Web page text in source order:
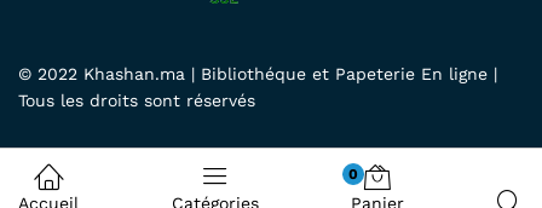
© 2022 Khashan.ma | Bibliothéque et Papeterie En ligne |
Tous les droits sont réservés
Accueil Catégories
0
Panier